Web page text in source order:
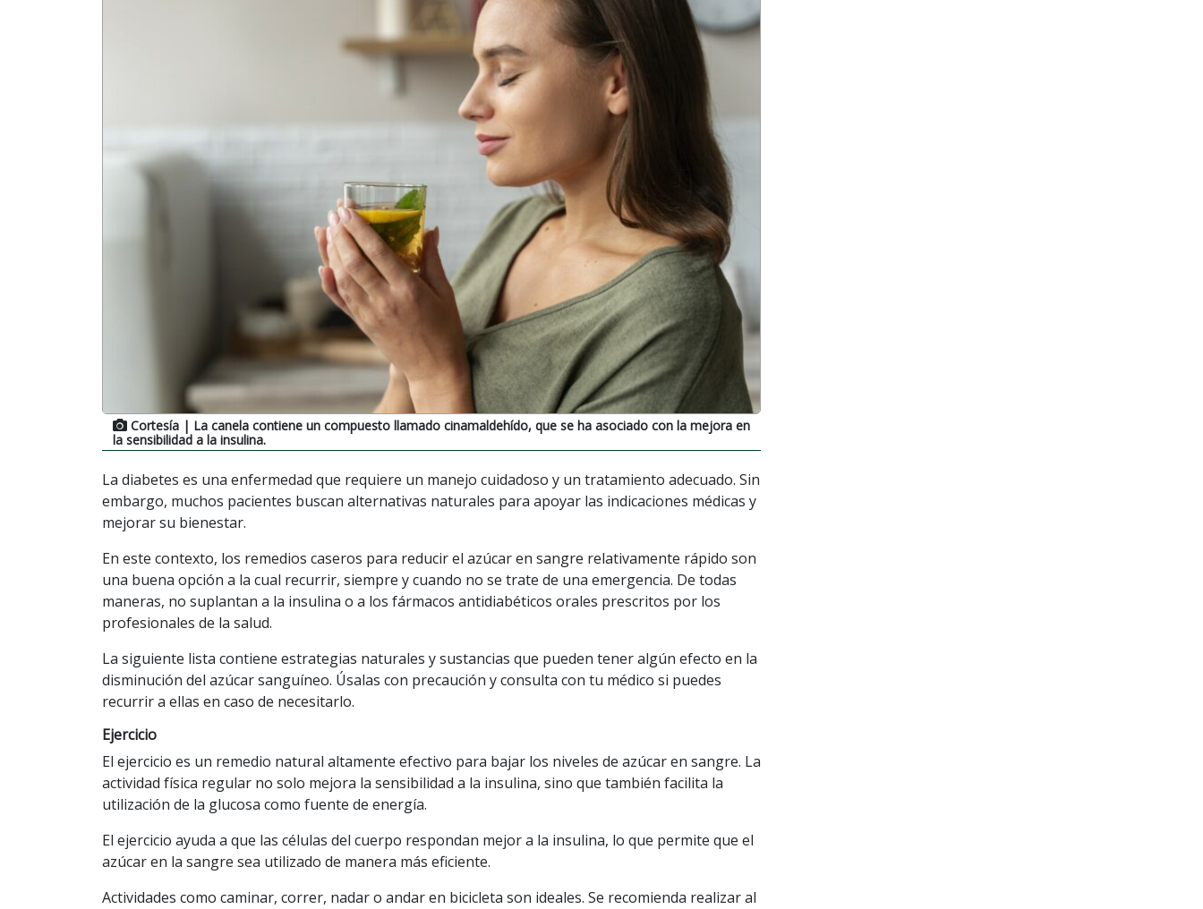
Cortesía | La canela contiene un compuesto llamado cinamaldehído, que se ha asociado con la mejora en
la sensibilidad a la insulina.
La diabetes es una enfermedad que requiere un manejo cuidadoso y un tratamiento adecuado. Sin
embargo, muchos pacientes buscan alternativas naturales para apoyar las indicaciones médicas y
mejorar su bienestar.
En este contexto, los remedios caseros para reducir el azúcar en sangre relativamente rápido son
una buena opción a la cual recurrir, siempre y cuando no se trate de una emergencia. De todas
maneras, no suplantan a la insulina o a los fármacos antidiabéticos orales prescritos por los
profesionales de la salud.
La siguiente lista contiene estrategias naturales y sustancias que pueden tener algún efecto en la
disminución del azúcar sanguíneo. Úsalas con precaución y consulta con tu médico si puedes
recurrir a ellas en caso de necesitarlo.
Ejercicio
El ejercicio es un remedio natural altamente efectivo para bajar los niveles de azúcar en sangre. La
actividad física regular no solo mejora la sensibilidad a la insulina, sino que también facilita la
utilización de la glucosa como fuente de energía.
El ejercicio ayuda a que las células del cuerpo respondan mejor a la insulina, lo que permite que el
azúcar en la sangre sea utilizado de manera más eficiente.
Actividades como caminar, correr, nadar o andar en bicicleta son ideales. Se recomienda realizar al